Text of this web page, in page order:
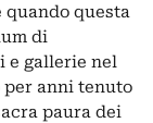
quando questa
di
e gallerie nel
per anni tenuto
paura dei